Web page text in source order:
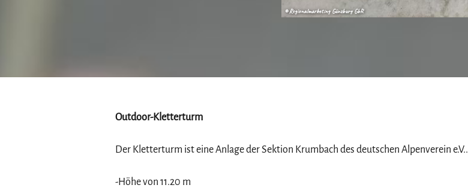
© Regionalmarketing Günzburg GbR
Outdoor-Kletterturm
Der Kletterturm ist eine Anlage der Sektion Krumbach des deutschen Alpenverein e.V..
-Höhe von 11.20 m